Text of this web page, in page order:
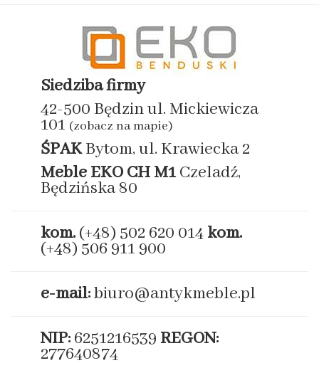
Siedziba firmy
42-500 Będzin ul. Mickiewicza
101 (zobacz na mapie)
ŚPAKBytom, ul. Krawiecka 2
Meble EKO CH M1Czeladź,
Będzińska 80
kom. (+48) 502 620 014 kom.
(+48) 506 911 900
e-mail:biuro@antykmeble.pl
NIP: 6251216539 REGON:
277640874